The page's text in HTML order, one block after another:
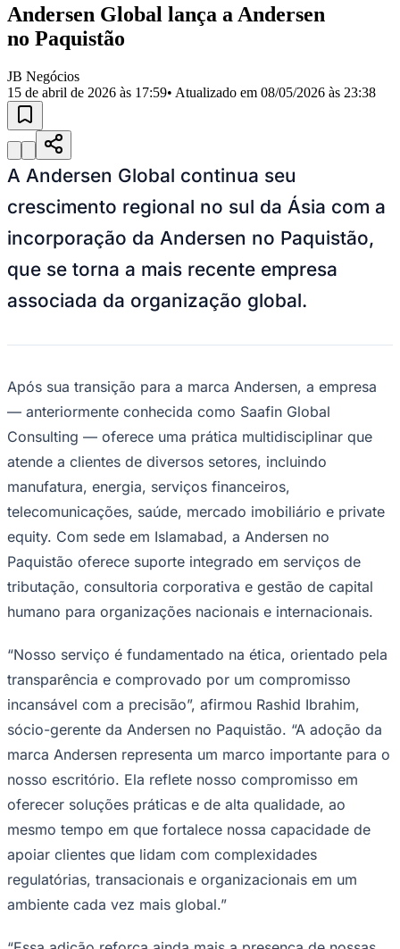
AldeiaAldeia da Serra
VistaCalifórnia
RegiãoCotiaCruz PretaEngenho NovoFazenda
Militar
Califórnia
Esperança Jardim Graziela
Julio Jardim Líbano
MutingaJardim ParaísoJardim PaulistaJardim Reginalice
Luís Jardim São Pedro Jardim São SilvestreJardim Silveira
TupãJardim Tupanci MutingaNova Aldeinha OsascoParque dos
Camargos Parque ImperialParque Santa LuziaParque VianaPirapora
do Bom JesusRecanto PhrynéaSantana de
ParnaíbaSilveiraTamboré Vale do Sol Vila Barros Vila Boa Vista Vila
do CondeVila Engenho NovoVila MárciaVila Nossa Sra. da
Escada
Para Sua Empresa
Guia de Empresas
Negócios Regionais
Segurança Regional
Hospitais Estaduais
Parques & Represas
Santana de ParnaíbaOsascoCarapicuíbaJandiraItapevi Cotia Pirapora
do Bom JesusAraçariguamaCajamarCaieirasFranco da
Rocha
Para Sua Empresa
Anuncie Regional
Guia de Empresas
Hub de Negócios
Guia Comercial
Portal Educacional
Agenda de Vestibulares
Vagas de Emprego
Concursos
Panorama Econômico
Panorama Econômico
Para Sua Empresa
Anuncie no Portal
Anunciar VagasNovo
Andersen Global lança a Andersen
no Paquistão
JB Negócios
15 de abril de 2026 às 17:59• Atualizado em 08/05/2026 às 23:38
A Andersen Global continua seu
crescimento regional no sul da Ásia com a
incorporação da Andersen no Paquistão,
que se torna a mais recente empresa
associada da organização global.
Após sua transição para a marca Andersen, a empresa
— anteriormente conhecida como Saafin Global
Consulting — oferece uma prática multidisciplinar que
atende a clientes de diversos setores, incluindo
manufatura, energia, serviços financeiros,
telecomunicações, saúde, mercado imobiliário e private
equity. Com sede em Islamabad, a Andersen no
Paquistão oferece suporte integrado em serviços de
tributação, consultoria corporativa e gestão de capital
humano para organizações nacionais e internacionais.
“Nosso serviço é fundamentado na ética, orientado pela
transparência e comprovado por um compromisso
incansável com a precisão”, afirmou Rashid Ibrahim,
sócio-gerente da Andersen no Paquistão. “A adoção da
marca Andersen representa um marco importante para o
nosso escritório. Ela reflete nosso compromisso em
oferecer soluções práticas e de alta qualidade, ao
mesmo tempo em que fortalece nossa capacidade de
apoiar clientes que lidam com complexidades
regulatórias, transacionais e organizacionais em um
ambiente cada vez mais global.”